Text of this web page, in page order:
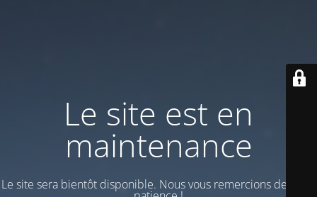
Le site est en
maintenance
Le site sera bientôt disponible. Nous vous remercions de votre